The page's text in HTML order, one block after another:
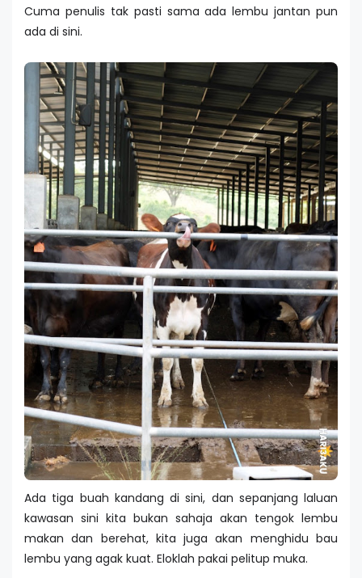
Cuma penulis tak pasti sama ada lembu jantan pun
ada di sini.
Ada tiga buah kandang di sini, dan sepanjang laluan
kawasan sini kita bukan sahaja akan tengok lembu
makan dan berehat, kita juga akan menghidu bau
lembu yang agak kuat. Eloklah pakai pelitup muka.